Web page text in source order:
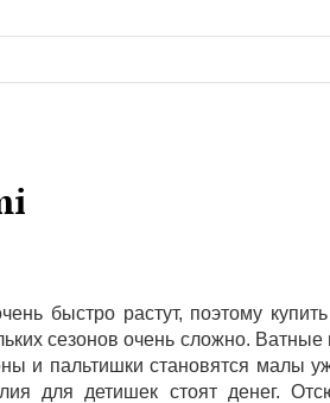
быстро растут, поэтому
сезонов очень сложно. Ватные
и пальтишки становятся малы
для детишек стоят денег.